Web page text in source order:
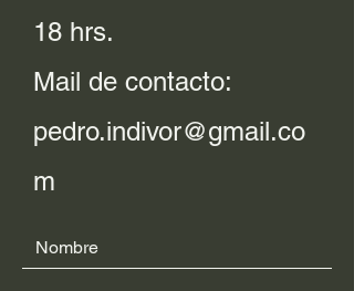
18 hrs.
Mail de contacto:
pedro.indivor@gmail.co
m